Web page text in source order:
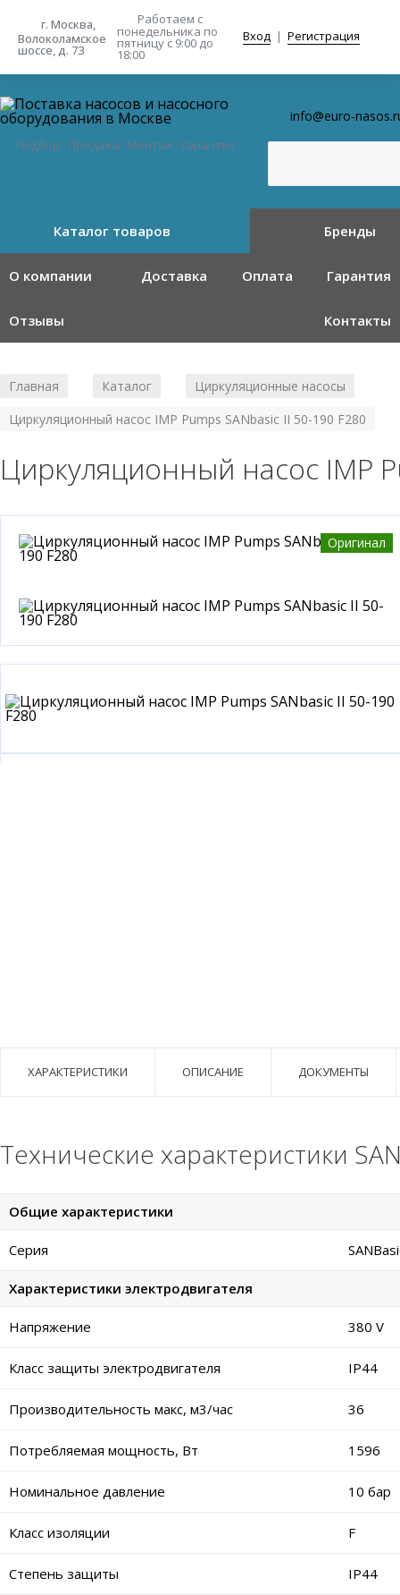
г. Москва,
Волоколамское
шоссе, д. 73
Работаем с
понедельника по
пятницу с 9:00 до
18:00
Вход | Регистрация
Подбор · Продажа · Монтаж · Гарантия
info@euro-
Каталог товаров Бренды
О компании Доставка Оплата Гарантия
Отзывы Контакты
Главная Каталог Циркуляционные насосы
Циркуляционный насос IMP Pumps SANbasic II 50-190 F280
Циркуляционный насос IMP
Оригинал
ХАРАКТЕРИСТИКИ ОПИСАНИЕ ДОКУМЕНТЫ
Технические характеристики
Общие характеристики
Серия
Характеристики электродвигателя
Напряжение 380 V
Класс защиты электродвигателя IP44
Производительность макс, м3/час 36
Потребляемая мощность, Вт 1596
Номинальное давление 10 бар
Класс изоляции F
Степень защиты IP44